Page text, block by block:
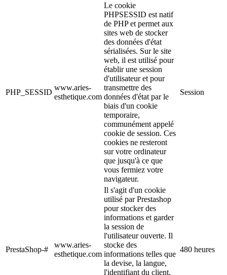
PHP_SESSID
www.aries-
esthetique.com
Le cookie
PHPSESSID est natif
de PHP et permet aux
sites web de stocker
des données d'état
sérialisées. Sur le site
web, il est utilisé pour
établir une session
d'utilisateur et pour
transmettre des
données d'état par le
biais d'un cookie
temporaire,
communément appelé
cookie de session. Ces
cookies ne resteront
sur votre ordinateur
que jusqu'à ce que
vous fermiez votre
navigateur.
Session
PrestaShop-#
www.aries-
esthetique.com
Il s'agit d'un cookie
utilisé par Prestashop
pour stocker des
informations et garder
la session de
l'utilisateur ouverte. Il
stocke des
informations telles que
la devise, la langue,
l'identifiant du client,
480 heures